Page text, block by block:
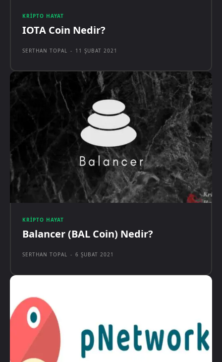
KRIPTO HAYAT
IOTA Coin Nedir?
SERTHAN TOPAL - 11 ŞUBAT 2021
KRIPTO HAYAT
Balancer (BAL Coin) Nedir?
SERTHAN TOPAL - 6 ŞUBAT 2021